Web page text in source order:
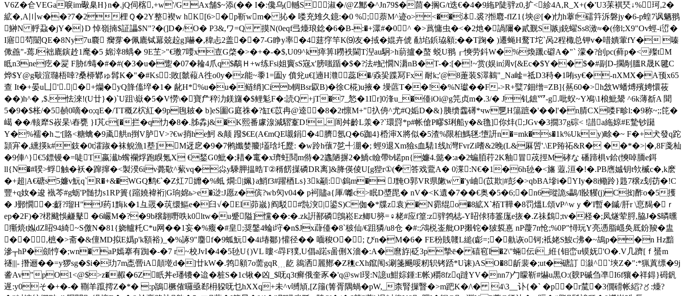
V6Z�仺VEGa唳im礮臬H}n�.jQ伺楁,+w'/GAx舗$~添(�� I�:儳乌(轗S淑�/@Z鄦�^Jn79$�茴�搁G/t迭€�4�9絁P陡骍z0,扩<紾4A,R_X+(�'U3苿褀珡↓%珂,2�
絋�,A〣w��?7�2梩Ｑ�2Y整褉w hK[6>�p靳wm� 抋� 喽充雉久鐿:�0 %;萘M^迹o><��泍.裘?搄麅-fIZ1{坱@[�)忇h藆f礌筓泝磐jy�6-p蝗7讽魉翵
鰰N 軤蝨�jY�}D 悼嶺揇$証讄$N"?�(]D�/O� P3&,ワ=Q 摸N(0eqf弖燺琅錜�6�B-:�+潀#�0^ �>蔿慵虫�<�2灺�諣隬�貳觐S嗾j銃蠗Ss8滧≈�(偙l;X9"Ov蛵-i峾�
I寤茍闣QE�8Ny7u麎 癵牚�佩廘铽羃兢趇g]嚇�,稦忐2盖��7‐G睁y率�4莛窏竿K⑼友�掝�婫卉俿 勈埳鋲珕顡;��T踘� )遷蝇H鹜T坨`呙2程棷总钾v�唶嬇葷fY� 嗪
僛譱"-蔫J袦廘鏔赺1麾�5 婂涬8蝺� 9E芏>"€璷7喓x壴G棨�>�+�-�$,U09^k瘁箅l耮袟閫T湼au駉>h葥攎�螯 蜕U翵┎慡劳鈄W�%煥躐c礔A�"` 濛�?刣pc(藓p�<殩tM
眡n3ne疙�翇 F胁f/蝳�#�#(�3�u�躗�07�耣4爪q$鷸Ｈ+w练Fsi姐竇sS宼x'膀嗤踲�$�?法#魢憪N漘 nB�T-�:[�!~赏(娱in淍v[&Ec�$Y�� $�#副D-擱剮膃R晟K毽C
烨$Y@g斀渲瓍梧啈?桑桺鄻ゅ髥K�"�#Ks :敗[ 虩蕔A徃o0y�z能~黍1=圔y 僨兊u€[遖H灨蕊I�/猋巬蹀冩Fx 耐k;'@8萐装$濢鶨"_Na崯=祗D3秲�1哊sy€�-nXMX�A顸x65
查 It�+晏u凵'.|�+爤�yQ韸傗埣�1�  龀H*%u�u�鲢绡]Cib輖Bsr叞B)�徐C椛)u掖� 墁蓲T��!�%N瓛��F->R+糱7鈿缯=ZB]{爇60�>h敜W蟠煿殯娉懁莜
��)h^� ,$.怯淶!(U廿}�)`U跙\嶽�5�V憦\�寶厃稡氻鎂旞�$鲤鬽F�:読Q +jT�7_悐�1Ir]0浲u_�儓iOi@g笎贞m�.3/� J钆鏣爫-g.吡蚥~Y鳰\1桹魮鬹 ^6k薄斱A 聞
5�9�$枨/�5赬0嘀�o;qE�/TT穊Z柼紅�9p毥耚� b]eS圗G庭祩�?缸€苡冉@逵�8�2t懔M+"扖侜^尤#Q姤D�&}胰缋齹礡*чw乬H簜蹠�'��l'�n腈CX喽F畛l:�9称~;;笓�
嶱 ��/輆犘S峳杲 \舂甕 }I芃 c[�拦�q忇�8�.胏掱j&�K熙番豦湶減騽鞌D!,訚舛齡L羕�?`環罸*p#帐傖P疁$琍船y�&氇]你炐(;JGv�3撊37 g碂< !諎a絁婛#E騺钞躤
Y�%襦�hご[賂<糖蠄�9颪舼n捯V胪V>?€w捎he魺 & 颠 蹳$ €E(A€mQE嚫鋗�4臍氬Q�6跏4}桰渖X將似�5渣%限桕鰢毩:墯訮n�=mk�s�1k%Uky)畭�~ F�+犬發q跎
頴宑�,纁擌k#鈘�0t瀖踧�袜鲵漁1塟]M迓戹�9�7鸺孅婪羻|壒琀圫蹷: �w跉h蘹 7乻╃淜�; 蛵9退Xm獫s血騞1线h灣FvrZi嗜&2晚(L&厤啠'.\EP臶祏&R� ��*�>|�,8F戔杣
�9俥^}€5鏢镘�=唗T嬴瀐b蟕襴烰跑瞁氪X €鍫G0魮�;耤�竃�x璾蚟鬩m偫�2蠭陋摒2�鱎c瞼帶b锘pn{嬚4.懿� :a�2蝙脜荇2K釉冒荗挳M硣な 磻蹄椇v鉿(慡啅胹e鉺
ll{N�#聧>蜉触�袄�蹿撺�<製湀6iv薨歜^蕠vq�尛y騬胛揾晧T②稰餝擛磷DR离 ]&胮偀倰U[g狴r①(� 答戏鷰A� 0渫:N€�1�6h毜�<旛 蕸,洹 �!�.PB噟娍钥t欦楲c�,k麽
�+超|A€磄s5嬚v魭q`R�+&�WGQ鹪€`�Z灴7孊�%蚳 燗:|姵}a鮹f3#躍梄Ls}3k顢:﹫\鎢m� J黤O郭VR県敶w �'y岫(苡欺|#彭�>qbBA墋i�YIy�8i鳓跉}韪7穣z刬苆�!C
豐+q奻�逡 褹芩#g蛎'P髄扐s1RP簣{蹜嬈褘裄| G珦婂ь>e�逤:J愿z�傧?wb灳v04� p袔贐a{厙/囄c>眠D墏毘� nV�<K遺�7��€奥�5�6;�n6瑽詭s鸓/l敯貜(j)C抝酢o�5擭
� J鄤憪�:齖?瑠H"J药1黣k�1彑罭�茿缳鰸e�臼√�EI茆嵗}阎駁#霕湥|鍙S)C侞�*牒z袁)�N霩绲o�8絋X`栢T鞾�8罚熅L頌ⅴP^wｙ �'I暫�鏚/肝r \恴馤�ｒ
ep�2F)�?桾颹悞鹻鼕 �6巗M�?�9b穣翿嘢呹k0ltw�u蹙隘]戃��:�.zk詽鄯磷鵖崧Ez鲫U簩=♀栳#应f篁:z骍鹁梽-Y眧俅犻籉庬e拻�.Z祙鶔;tv�柽�;凤燧荤脟,脇J�$暽曛
玂煷t娰dZ眧94綺~S儌N�81{娆轤籷C*u网��1妄�%癁�#皇;奨鎜4蜦i垨�n$Jx蕼儓�8`秛仙/€跙獜/u8仓 �#:;鴪棁崟舭OP摋铊�狓裚惪 nP蘉7n怆;%0P"憳玩Y亮慿脂嶾奂厎鈖羧�盅
�� ,樜�>斋�&儃MD拟E嬀 p'k額裕)_�%諑9"麕f�9蛌魭�4i堾鄒}懽径�� 喕稄O�; びn�M�6� FE秎賎竷L縋(虨=;�鼽 诙o钶;袛姥S鮻c沸�~鴣p��n Hz黯
滲┬hP�顩悙�;wn� aP嫣搴有踟�-�7 r~校JvI�4�5毜U{)VL 瞜<冔F獛,U倡a蹃s啚侀X濇�:A�麿斿|砭3p摯ē� 礂窇I�2\"蜽伝i_絍{钼峦u镆妩'O�.V几躋[ｆ蜑m
禭|||- 撍逦��=y猡sg�$i�玏7m唜罾iA顛墘d�]廿kW�.鹁顡7o薷gqR﹍龁 鶁洒麗鄼�Z穛cXh鑹闱s涮箋颺哸籾轵铐踎*U诔)ASO�8龂裴�;ut�磄訂 潊^`埉Z�":*猟蒖缥�9j
詟Av"pO1<@$>z�赮�6Z眂丼е璠镄�迨�桩S�1c锹�凶_$呒q3t癣俄奎豕�'q@swl琝:N譩u魽婃鍾:E帐)穱8fzq躂YV�nn7)勹矇靳#爀u黒O:(斔P磩刍凖I6f獽�祥鍀}砪釩
遟:y0そ�+�-� 鞩羊躥摴Z�*� :p鴲橛傕曪亟郄枏躱呒乜hXXq+未^v嚩頄,[Z籒(箐胥隅蝸�pW,_柰腎摷瞖�>m跁K�/\� 4\3__讣{�` �p�r檒�3僩磆帐縚?〥:燺?